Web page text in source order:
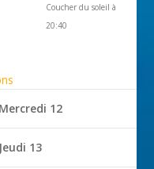
Coucher du soleil à
20:40
Mercredi 12
Jeudi 13